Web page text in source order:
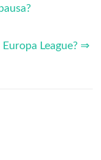
League? ⇒